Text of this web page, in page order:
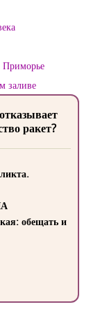
Приморье
заливе
ракет?
обещать и